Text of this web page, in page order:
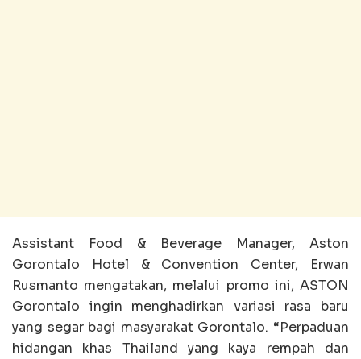
Assistant Food & Beverage Manager, Aston
Gorontalo Hotel & Convention Center, Erwan
Rusmanto mengatakan, melalui promo ini, ASTON
Gorontalo ingin menghadirkan variasi rasa baru
yang segar bagi masyarakat Gorontalo. “Perpaduan
hidangan khas Thailand yang kaya rempah dan